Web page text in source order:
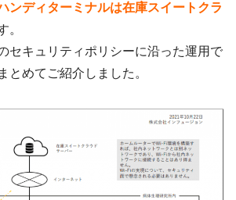
ンディターミナルは在庫スイートクラ
。
セキュリティポリシーに沿った運用で
とめてご紹介しました。